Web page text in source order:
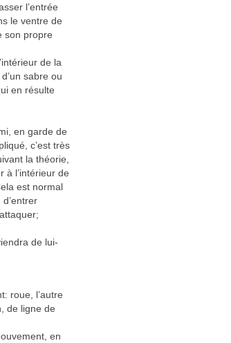
l’entrée
le ventre de
son propre
de la
sabre ou
en résulte
en garde de
c’est très
la théorie,
à l’intérieur de
est normal
de lui-
roue, l’autre
de ligne de
en